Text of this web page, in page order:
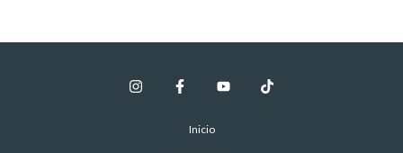
Inicio